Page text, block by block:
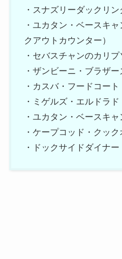
・スナズリーダックリン
・ユカタン・ベースキ
クアウトカウンター）
・セバスチャンのカリ
・ザンビーニ・ブラザ
・カスバ・フードコート
・ミゲルズ・エルドラ
・ユカタン・ベースキ
・ケープコッド・クック
・ドックサイドダイナー